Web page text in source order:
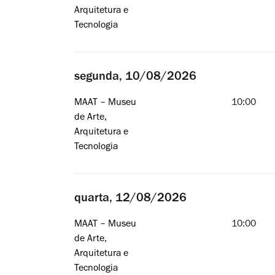
Arquitetura e
Tecnologia
segunda, 10/08/2026
MAAT – Museu
de Arte,
Arquitetura e
Tecnologia
10:00
quarta, 12/08/2026
MAAT – Museu
de Arte,
Arquitetura e
Tecnologia
10:00